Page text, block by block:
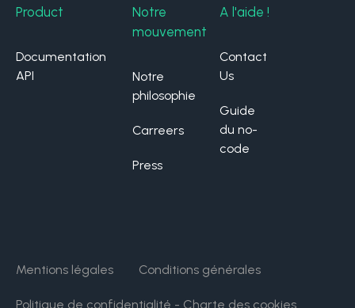
Product
Documentation
API
Notre
mouvement
Notre
philosophie
Carreers
Press
A l'aide !
Contact
Us
Guide
du no-
code
Mentions légales Conditions générales
Politique de confidentialité - Charte des cookies